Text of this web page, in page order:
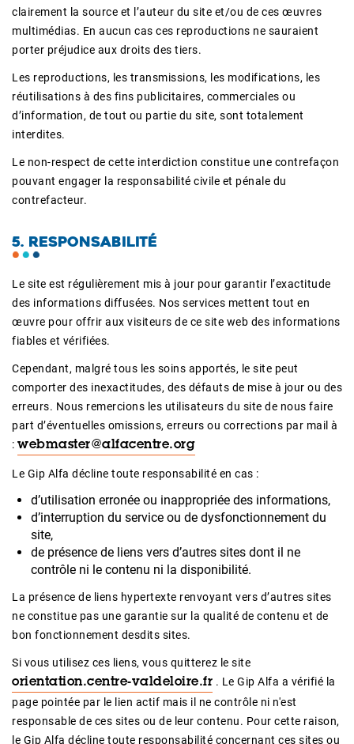
clairement la source et l’auteur du site et/ou de ces œuvres
multimédias. En aucun cas ces reproductions ne sauraient
porter préjudice aux droits des tiers.
Les reproductions, les transmissions, les modifications, les
réutilisations à des fins publicitaires, commerciales ou
d’information, de tout ou partie du site, sont totalement
interdites.
Le non-respect de cette interdiction constitue une contrefaçon
pouvant engager la responsabilité civile et pénale du
contrefacteur.
5. RESPONSABILITÉ
Le site est régulièrement mis à jour pour garantir l’exactitude
des informations diffusées. Nos services mettent tout en
œuvre pour offrir aux visiteurs de ce site web des informations
fiables et vérifiées.
Cependant, malgré tous les soins apportés, le site peut
comporter des inexactitudes, des défauts de mise à jour ou des
erreurs. Nous remercions les utilisateurs du site de nous faire
part d’éventuelles omissions, erreurs ou corrections par mail à
: webmaster@alfacentre.org
Le Gip Alfa décline toute responsabilité en cas :
d’utilisation erronée ou inappropriée des informations,
d’interruption du service ou de dysfonctionnement du
site,
de présence de liens vers d’autres sites dont il ne
contrôle ni le contenu ni la disponibilité.
La présence de liens hypertexte renvoyant vers d’autres sites
ne constitue pas une garantie sur la qualité de contenu et de
bon fonctionnement desdits sites.
Si vous utilisez ces liens, vous quitterez le site
orientation.centre-valdeloire.fr . Le Gip Alfa a vérifié la
page pointée par le lien actif mais il ne contrôle ni n'est
responsable de ces sites ou de leur contenu. Pour cette raison,
le Gip Alfa décline toute responsabilité concernant ces sites ou